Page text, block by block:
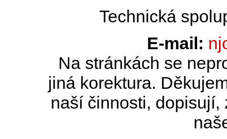
Technická
E-mail:
Na stránkách se
jiná korektura.
naší činnosti,